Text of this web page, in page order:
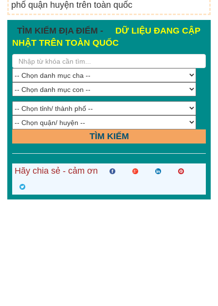
phố quận huyện trên toàn quốc
TÌM KIẾM ĐỊA ĐIỂM -
DỮ LIỆU ĐANG CẬP
NHẬT TRÊN TOÀN QUỐC
TÌM KIẾM
Hãy chia sẻ - cảm ơn